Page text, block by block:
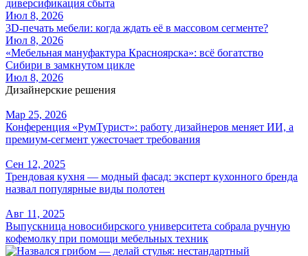
диверсификация сбыта
Июл 8, 2026
3D-печать мебели: когда ждать её в массовом сегменте?
Июл 8, 2026
«Мебельная мануфактура Красноярска»: всё богатство
Сибири в замкнутом цикле
Июл 8, 2026
Дизайнерские решения
Мар 25, 2026
Конференция «РумТурист»: работу дизайнеров меняет ИИ, а
премиум-сегмент ужесточает требования
Сен 12, 2025
Трендовая кухня — модный фасад: эксперт кухонного бренда
назвал популярные виды полотен
Авг 11, 2025
Выпускница новосибирского университета собрала ручную
кофемолку при помощи мебельных техник